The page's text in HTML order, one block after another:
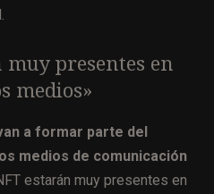
muy presentes en
medios»
a formar parte del
medios de comunicación
estarán muy presentes en